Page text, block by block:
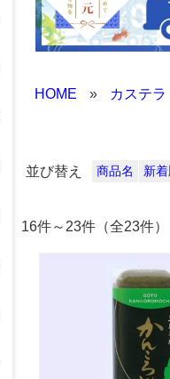
HOME » カステ
並び替え 商品名 新
16件～23件（全23件）